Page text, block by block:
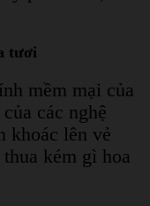
tươi
mềm mại của
các nghệ
khoác lên vẻ
kém gì hoa